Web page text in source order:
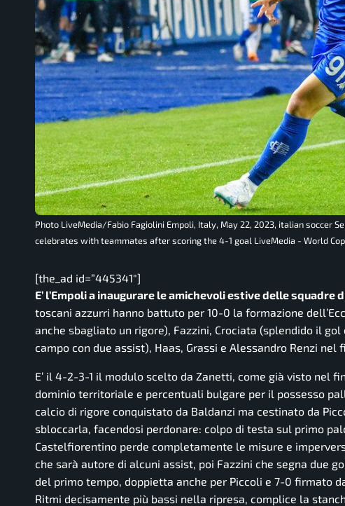
Photo LiveMedia/Fabio Fagiolini Empoli, Italy, May 22, 2023, italian soccer
celebrates with teammates after scoring the 4-1 goal LiveMedia - World
[the_ad id=”445341″]
E’ l’Empoli a inaugurare le amichevoli estive delle
toscani azzurri hanno battuto per 10-0 la formazione
anche sbagliato un rigore), Fazzini, Crociata (splendido il
campo con due assist), Haas, Grassi e Alessandro Renzi nel
E’ il 4-2-3-1 il modulo scelto da Zanetti, come già visto nel
dominio territoriale e percentuali bulgare per il possesso
calcio di rigore conquistato da Baldanzi ma cestinato da
sbloccarla, facendosi perdonare: colpo di testa sul primo
Castelfiorentino perde completamente le misure e
che sarà autore di alcuni assist, poi Fazzini che segna due
del primo tempo, doppietta anche per Piccoli e 7-0 firmato
Ritmi decisamente più bassi nella ripresa, complice la